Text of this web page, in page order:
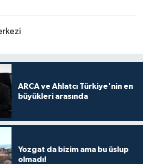
ARCA ve Ahlatcı Türkiye'nin en
büyükleri arasında
Yozgat da bizim ama bu üslup
olmadı!